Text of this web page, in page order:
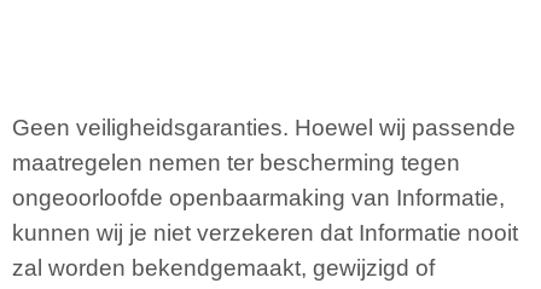
Geen veiligheidsgaranties. Hoewel wij passende
maatregelen nemen ter bescherming tegen
ongeoorloofde openbaarmaking van Informatie,
kunnen wij je niet verzekeren dat Informatie nooit
zal worden bekendgemaakt, gewijzigd of